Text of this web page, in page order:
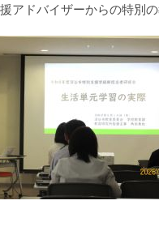
アドバイザーからの特別